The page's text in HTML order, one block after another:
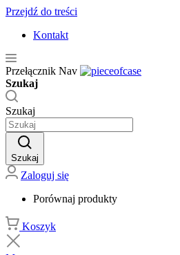
Przejdź do treści
Kontakt
Przełącznik Nav
Szukaj
Szukaj
Szukaj
Zaloguj się
Porównaj produkty
Koszyk